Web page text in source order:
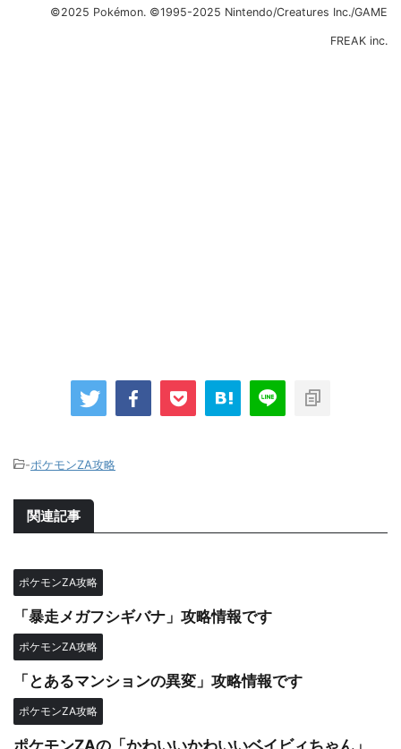
©2025 Pokémon. ©1995-2025 Nintendo/Creatures Inc./GAME
FREAK inc.
-ポケモンZA攻略
関連記事
ポケモンZA攻略
「暴走メガフシギバナ」攻略情報です
ポケモンZA攻略
「とあるマンションの異変」攻略情報です
ポケモンZA攻略